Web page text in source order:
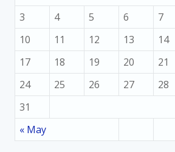
« May
3
4 5 6 7
10
11 12 13 14
17
18 19 20 21
24
25 26 27 28
31